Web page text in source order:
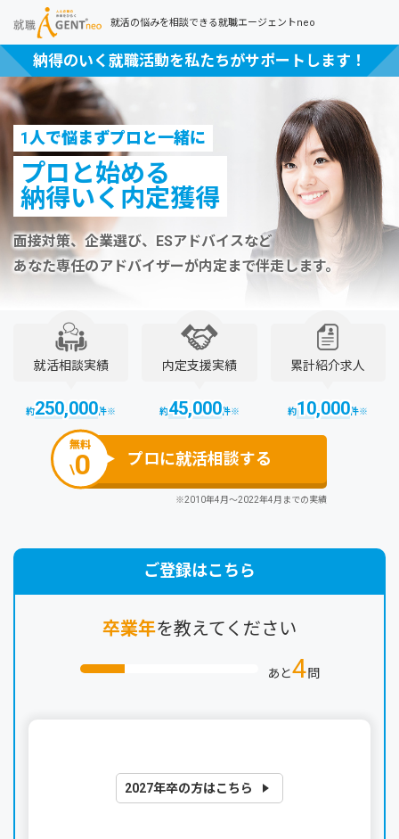
就活の悩みを相談できる就職エージェントneo
納得のいく就職活動を私たちがサポートします！
1人で悩まずプロと一緒に
プロと始める
納得いく内定獲得
面接対策、企業選び、ESアドバイスなど
あなた専任のアドバイザーが内定まで伴走します。
就活相談実績
約250,000件※
内定支援実績
約45,000件※
累計紹介求人
約10,000件※
無料
\0 プロに就活相談する
※2010年4月～2022年4月までの実績
ご登録はこちら
卒業年を教えてください
あと4問
2027年卒の方はこちら